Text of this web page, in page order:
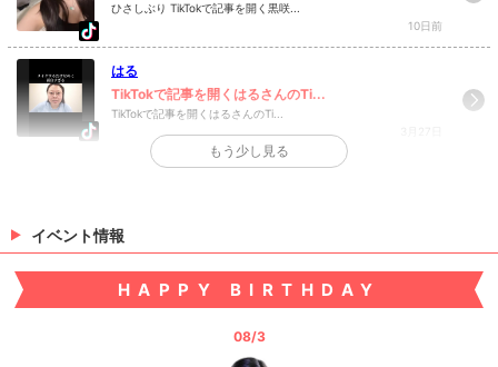
ひさしぶり TikTokで記事を開く黒咲...
10日前
はる
TikTokで記事を開くはるさんのTi...
TikTokで記事を開くはるさんのTi...
もう少し見る
イベント情報
HAPPY BIRTHDAY
08/3